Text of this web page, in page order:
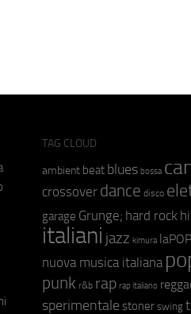
TAG CLOUD
ambient beat blues bossa
crossover dance disco
garage Grunge; hard rock
italiani jazz kimura laPOP
nuova musica italiana
punk r&b rap rap italiano
sperimentale stoner swing